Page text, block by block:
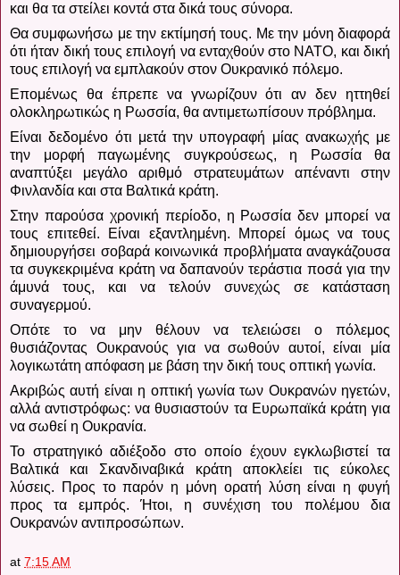
και θα τα στείλει κοντά στα δικά τους σύνορα.
Θα συμφωνήσω με την εκτίμησή τους. Με την μόνη διαφορά
ότι ήταν δική τους επιλογή να ενταχθούν στο ΝΑΤΟ, και δική
τους επιλογή να εμπλακούν στον Ουκρανικό πόλεμο.
Επομένως θα έπρεπε να γνωρίζουν ότι αν δεν ηττηθεί
ολοκληρωτικώς η Ρωσσία, θα αντιμετωπίσουν πρόβλημα.
Είναι δεδομένο ότι μετά την υπογραφή μίας ανακωχής με
την μορφή παγωμένης συγκρούσεως, η Ρωσσία θα
αναπτύξει μεγάλο αριθμό στρατευμάτων απέναντι στην
Φινλανδία και στα Βαλτικά κράτη.
Στην παρούσα χρονική περίοδο, η Ρωσσία δεν μπορεί να
τους επιτεθεί.
Είναι εξαντλημένη. Μπορεί όμως να τους
δημιουργήσει σοβαρά κοινωνικά προβλήματα αναγκάζουσα
τα συγκεκριμένα κράτη να δαπανούν τεράστια ποσά για την
άμυνά τους, και να τελούν συνεχώς σε κατάσταση
συναγερμού.
Οπότε το να μην θέλουν να τελειώσει ο πόλεμος
θυσιάζοντας Ουκρανούς για να σωθούν αυτοί, είναι μία
λογικωτάτη απόφαση με βάση την δική τους οπτική γωνία.
Ακριβώς αυτή είναι η οπτική γωνία των Ουκρανών ηγετών,
αλλά αντιστρόφως: να θυσιαστούν τα Ευρωπαϊκά κράτη για
να σωθεί η Ουκρανία.
Το στρατηγικό αδιέξοδο στο οποίο έχουν εγκλωβιστεί τα
Βαλτικά και Σκανδιναβικά κράτη αποκλείει τις εύκολες
λύσεις.
Προς το παρόν η μόνη ορατή λύση είναι η φυγή
προς τα εμπρός. Ήτοι, η συνέχιση του πολέμου δια
Ουκρανών αντιπροσώπων.
at 7:15 AM